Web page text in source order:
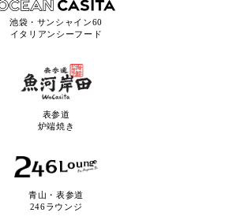
池袋・サンシャイン60
イタリアンシーフード
表参道
炉端焼き
青山・表参道
246ラウンジ